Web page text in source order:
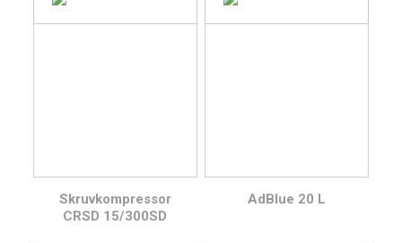
Skruvkompressor
CRSD 15/300SD
AdBlue 20 L